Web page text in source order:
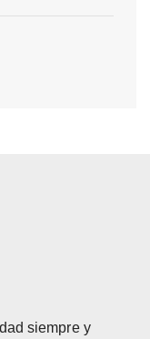
siempre y